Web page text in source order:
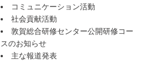
コミュニケーション活動
社会貢献活動
敦賀総合研修センター公開研修コー
スのお知らせ
主な報道発表